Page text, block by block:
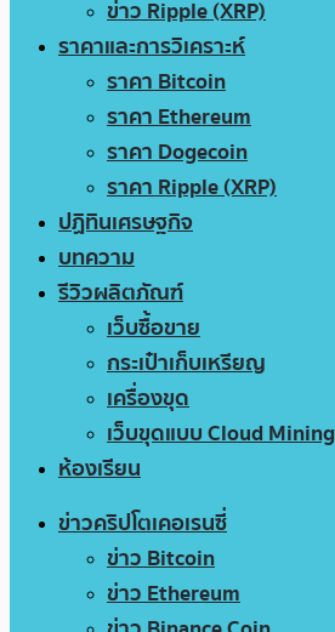
ข่าว Ripple (XRP)
ราคาและการวิเคราะห์
ราคา Bitcoin
ราคา Ethereum
ราคา Dogecoin
ราคา Ripple (XRP)
ปฏิทินเศรษฐกิจ
บทความ
รีวิวผลิตภัณฑ์
เว็บซื้อขาย
กระเป๋าเก็บเหรียญ
เครื่องขุด
เว็บขุดแบบ Cloud Mining
ห้องเรียน
ข่าวคริปโตเคอเรนซี่
ข่าว Bitcoin
ข่าว Ethereum